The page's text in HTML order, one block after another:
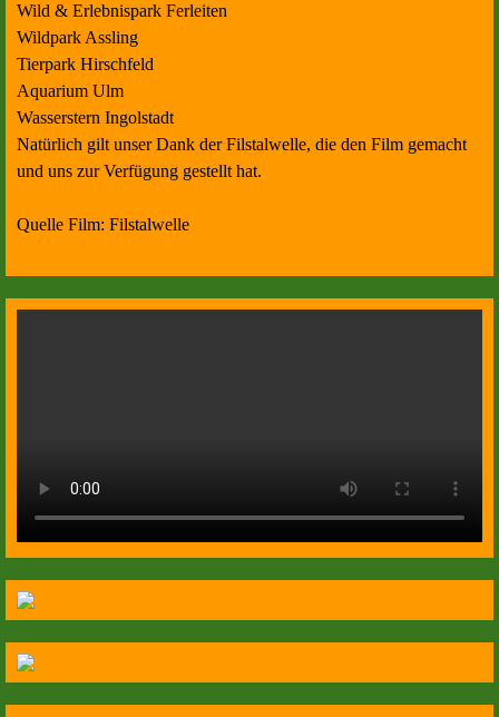
Wild & Erlebnispark Ferleiten
Wildpark Assling
Tierpark Hirschfeld
Aquarium Ulm
Wasserstern Ingolstadt
Natürlich gilt unser Dank der Filstalwelle, die den Film gemacht
und uns zur Verfügung gestellt hat.
Quelle Film: Filstalwelle